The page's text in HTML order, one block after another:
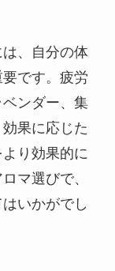
、自分の体
です。疲労
ンダー、集
果に応じた
り効果的に
マ選びで、
いかがでし